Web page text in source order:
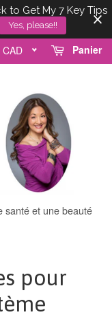
to Get My 7 Key Tips
Yes, please!!
Panier
CAD
santé et une beauté
pour